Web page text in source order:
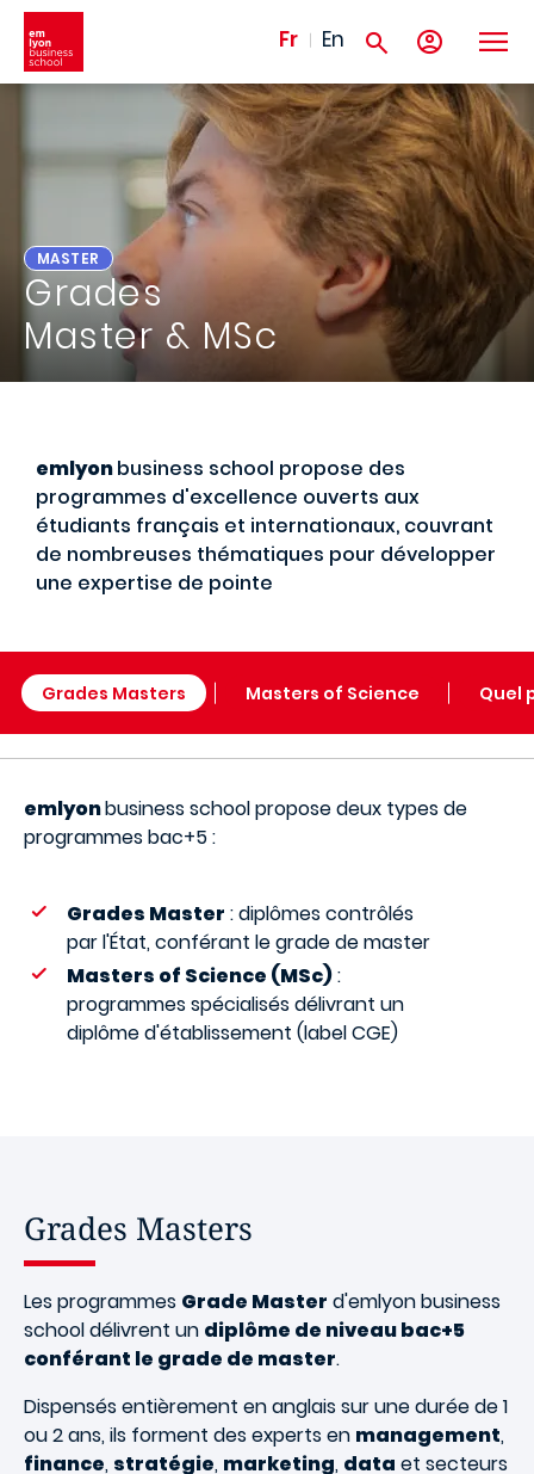
Aller au contenu principal
Fr En
MASTER
Grades
Master & MSc
emlyonbusiness school propose des
programmes d'excellence ouverts aux
étudiants français et internationaux, couvrant
de nombreuses thématiques pour développer
une expertise de pointe
Grades Masters Masters of Science Quel
emlyonbusiness school propose deux types de
programmes bac+5 :
Grades Master : diplômes contrôlés
par l'État, conférant le grade de master
Masters of Science (MSc):
programmes spécialisés délivrant un
diplôme d'établissement (label CGE)
Grades Masters
Les programmes Grade Master d'emlyon business
school délivrent un diplôme de niveau bac+5
conférant le grade de master.
Dispensés entièrement en anglais sur une durée de 1
ou 2 ans, ils forment des experts en management,
finance, stratégie, marketing, data et secteurs